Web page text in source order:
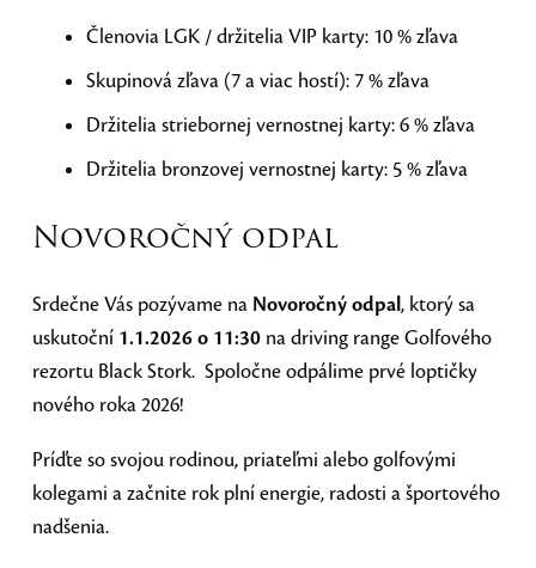
Členovia LGK / držitelia VIP karty: 10 % zľava
Skupinová zľava (7 a viac hostí): 7 % zľava
Držitelia striebornej vernostnej karty: 6 % zľava
Držitelia bronzovej vernostnej karty: 5 % zľava
Novoročný odpal
Srdečne Vás pozývame na Novoročný odpal, ktorý sa
uskutoční 1.1.2026 o 11:30 na driving range Golfového
rezortu Black Stork. Spoločne odpálime prvé loptičky
nového roka 2026!
Príďte so svojou rodinou, priateľmi alebo golfovými
kolegami a začnite rok plní energie, radosti a športového
nadšenia.